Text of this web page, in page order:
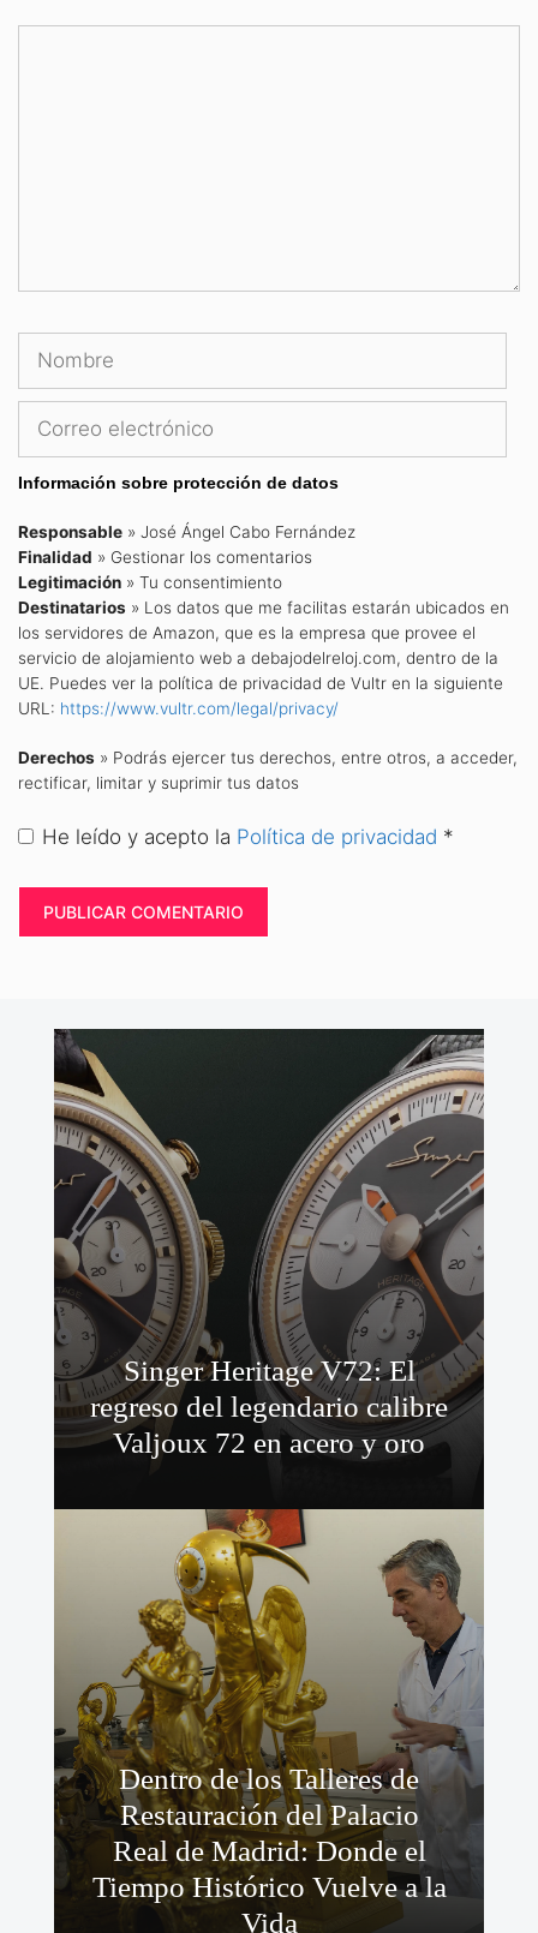
Nombre
Información sobre protección de datos
Responsable » José Ángel Cabo Fernández
Finalidad » Gestionar los comentarios
Legitimación » Tu consentimiento
Destinatarios » Los datos que me facilitas estarán ubicados en
los servidores de Amazon, que es la empresa que provee el
servicio de alojamiento web a debajodelreloj.com, dentro de la
UE. Puedes ver la política de privacidad de Vultr en la siguiente
URL: https://www.vultr.com/legal/privacy/
Derechos » Podrás ejercer tus derechos, entre otros, a acceder,
rectificar, limitar y suprimir tus datos
He leído y acepto la Política de privacidad *
Singer Heritage V72: El
regreso del legendario calibre
Valjoux 72 en acero y oro
Dentro de los Talleres de
Restauración del Palacio
Real de Madrid: Donde el
Tiempo Histórico Vuelve a la
Vida